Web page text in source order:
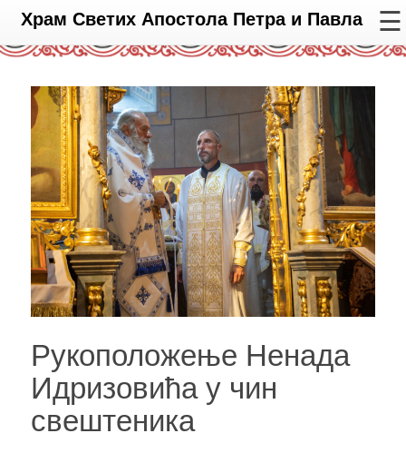
Храм Светих Апостола Петра и Павла ☰
Рукоположење Ненада
Идризовића у чин
свештеника